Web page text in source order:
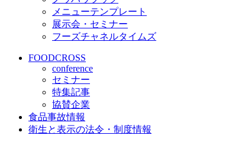
メニューテンプレート
展示会・セミナー
フーズチャネルタイムズ
FOODCROSS
conference
セミナー
特集記事
協賛企業
食品事故情報
衛生と表示の法令・制度情報